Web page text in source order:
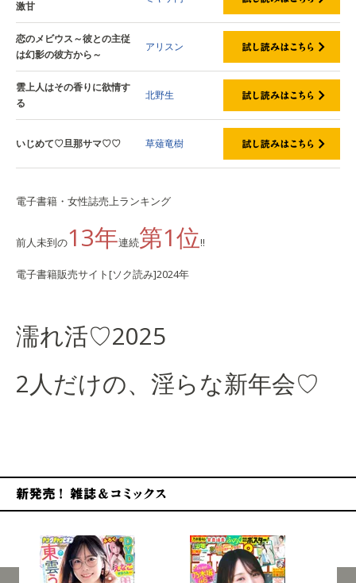
激甘
恋のメビウス～彼との主従
は幻影の彼方から～
アリスン
雲上人はその香りに欲情す
る
北野生
いじめて♡旦那サマ♡♡ 草薙竜樹
電子書籍・女性誌売上ランキング
前人未到の13年連続第1位!!
電子書籍販売サイト[ソク読み]2024年
濡れ活♡2025
2人だけの、淫らな新年会♡